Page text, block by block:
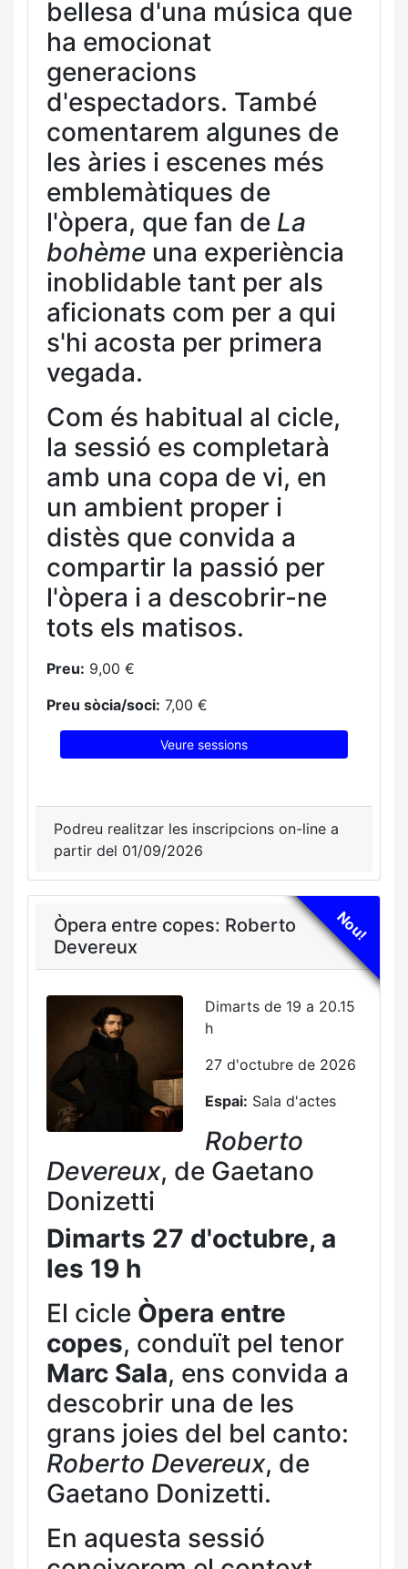
bellesa d'una música que
ha emocionat
generacions
d'espectadors. També
comentarem algunes de
les àries i escenes més
emblemàtiques de
l'òpera, que fan de La
bohème una experiència
inoblidable tant per als
aficionats com per a qui
s'hi acosta per primera
vegada.
Com és habitual al cicle,
la sessió es completarà
amb una copa de vi, en
un ambient proper i
distès que convida a
compartir la passió per
l'òpera i a descobrir-ne
tots els matisos.
Preu: 9,00 €
Preu sòcia/soci: 7,00 €
Veure sessions
Podreu realitzar les inscripcions on-line a
partir del 01/09/2026
Nou!
Òpera entre copes: Roberto
Devereux
Dimarts de 19 a 20.15
h
27 d'octubre de 2026
Espai: Sala d'actes
Roberto
Devereux, de Gaetano
Donizetti
Dimarts 27 d'octubre, a
les 19 h
El cicle Òpera entre
copes, conduït pel tenor
Marc Sala, ens convida a
descobrir una de les
grans joies del bel canto:
Roberto Devereux, de
Gaetano Donizetti.
En aquesta sessió